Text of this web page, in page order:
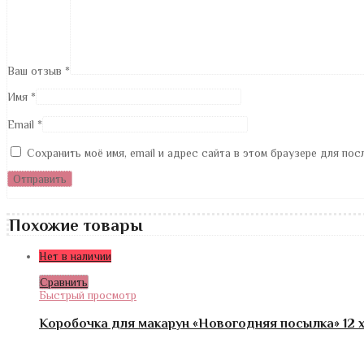
Ваш отзыв *
Имя *
Email *
Сохранить моё имя, email и адрес сайта в этом браузере для
Похожие товары
Нет в наличии
Сравнить
Быстрый просмотр
Коробочка для макарун «Новогодняя посылка» 12